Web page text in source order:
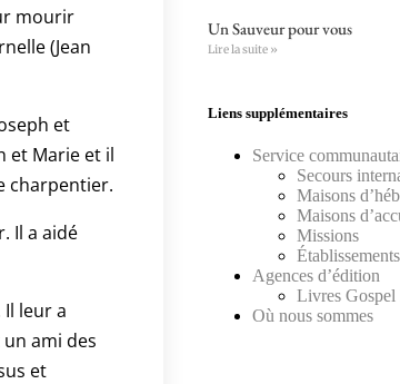
mourir
(Jean
et
et Marie et il
charpentier.
Il a aidé
leur a
ami des
et
Un Sauveur pour vous
Lire la suite »
Liens supplémentaires
Service
Secours
Maisons
Maisons
Missions
Agences d’édition
Livres Gospel
Où nous sommes